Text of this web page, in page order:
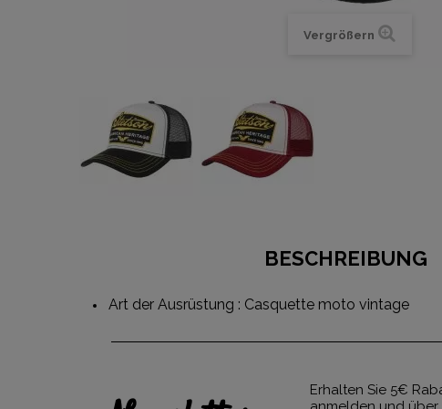
Vergrößern
BESCHREIBUNG
Art der Ausrüstung : Casquette moto vintage
Erhalten Sie 5€